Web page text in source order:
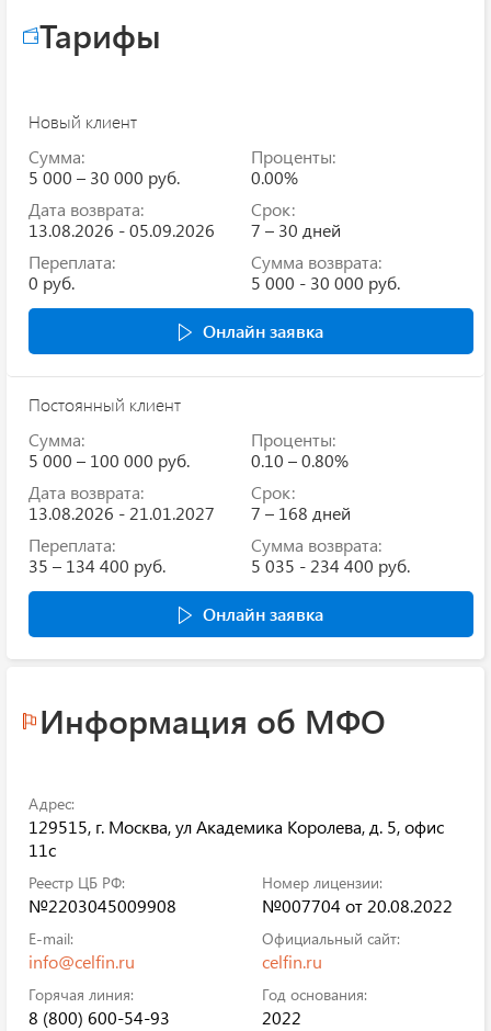
Тарифы
Новый клиент
Сумма:
5 000 – 30 000 руб.
Проценты:
0.00%
Дата возврата:
13.08.2026 - 05.09.2026
Срок:
7 – 30 дней
Переплата:
0 руб.
Сумма возврата:
5 000 - 30 000 руб.
Онлайн заявка
Постоянный клиент
Сумма:
5 000 – 100 000 руб.
Проценты:
0.10 – 0.80%
Дата возврата:
13.08.2026 - 21.01.2027
Срок:
7 – 168 дней
Переплата:
35 – 134 400 руб.
Сумма возврата:
5 035 - 234 400 руб.
Онлайн заявка
Информация об МФО
Адрес:
129515, г. Москва, ул Академика Королева, д. 5, офис
11с
Реестр ЦБ РФ:
№2203045009908
Номер лицензии:
№007704 от 20.08.2022
E-mail:
info@celfin.ru
Официальный сайт:
celfin.ru
Горячая линия:
8 (800) 600-54-93
Год основания:
2022